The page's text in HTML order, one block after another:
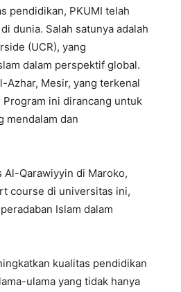
pendidikan, PKUMI telah
dunia. Salah satunya adalah
(UCR), yang
dalam perspektif global.
Azhar, Mesir, yang terkenal
ini dirancang untuk
mendalam dan
Al-Qarawiyyin di Maroko,
course di universitas ini,
Islam dalam
kualitas pendidikan
ulama yang tidak hanya